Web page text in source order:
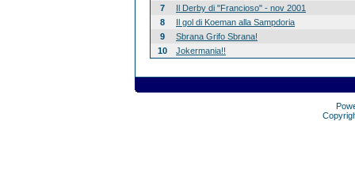
7
Il Derby di "Francioso" - nov 2001
8
Il gol di Koeman alla Sampdoria
9
Sbrana Grifo Sbrana!
10
Jokermania!!